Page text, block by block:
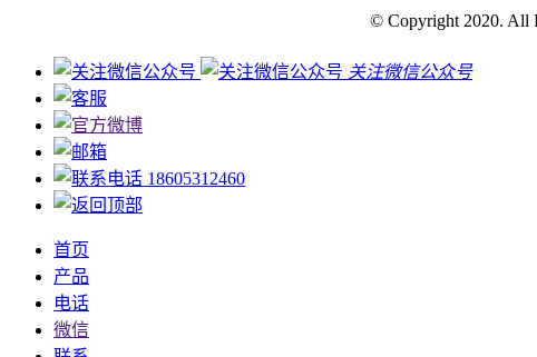
© Copyright 2020. All
关注微信公众号
18605312460
首页
产品
电话
微信